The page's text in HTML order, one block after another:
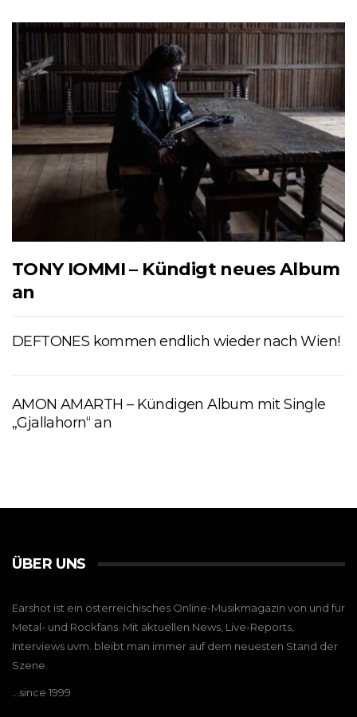
TONY IOMMI – Kündigt neues Album
an
DEFTONES kommen endlich wieder nach Wien!
AMON AMARTH – Kündigen Album mit Single
„Gjallahorn“ an
ÜBER UNS
Earshot ist ein österreichisches Online-Musikmagazin von und für
Metal- und Rockfans. Mit aktuellen News, Live-Reports,
Interviews uvm. bleibt man immer auf dem neuesten Stand der
Szene.
…since 1999